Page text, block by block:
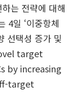
는 전략에 대해
4일 ‘이중항체
선택성 증가 및
target
by increasing
target